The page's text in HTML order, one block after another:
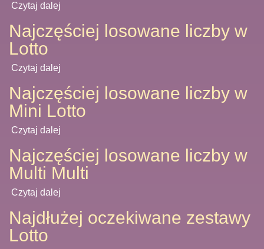
Czytaj dalej
Najczęściej losowane liczby w
Lotto
Czytaj dalej
Najczęściej losowane liczby w
Mini Lotto
Czytaj dalej
Najczęściej losowane liczby w
Multi Multi
Czytaj dalej
Najdłużej oczekiwane zestawy
Lotto